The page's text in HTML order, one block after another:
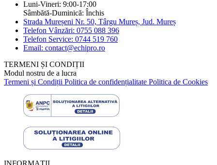
Luni-Vineri: 9:00-17:00
Sâmbătă-Duminică: Închis
Strada Mureșeni Nr. 50, Târgu Mureș, Jud. Mureș
Telefon Vânzări: 0755 088 396
Telefon Service: 0744 519 760
Email: contact@echipro.ro
TERMENI ȘI CONDIȚII
Modul nostru de a lucra
Termeni și Condiții Politica de confidențialitate Politica de Cookies
INFORMAȚII